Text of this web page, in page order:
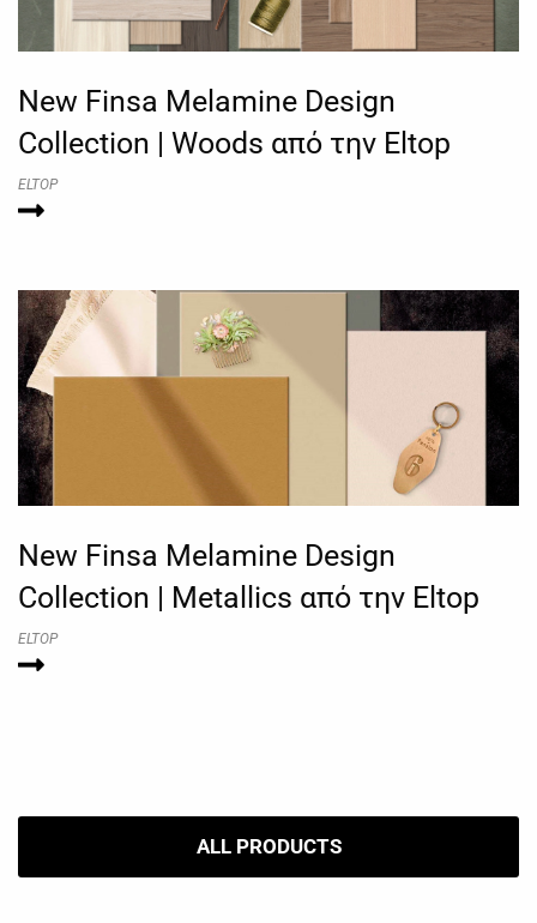
New Finsa Melamine Design
Collection | Woods από την Eltop
ELTOP
New Finsa Melamine Design
Collection | Metallics από την Eltop
ELTOP
ALL PRODUCTS